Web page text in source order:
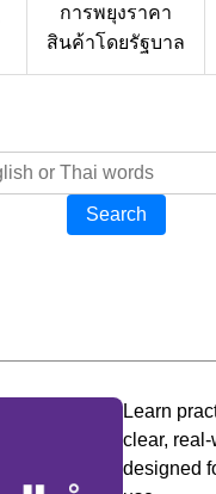
การพยุงราคา
สินค้าโดยรัฐบาล
Search
Learn
clear,
designed